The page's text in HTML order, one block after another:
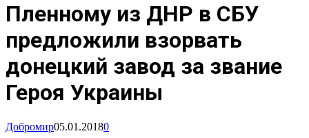
Пленному из ДНР в СБУ
предложили взорвать
донецкий завод за звание
Героя Украины
Добромир05.01.20180